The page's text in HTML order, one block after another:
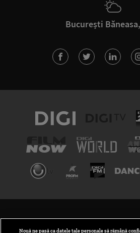
București
Nouă ne pasă ca datele tale personale să rămână